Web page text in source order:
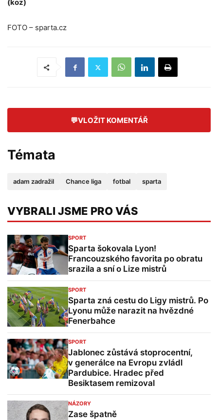
(koz)
FOTO – sparta.cz
💬VLOŽIT KOMENTÁŘ
Témata
adam zadražil Chance liga fotbal sparta
VYBRALI JSME PRO VÁS
SPORT
Sparta šokovala Lyon!
Francouzského favorita po obratu
srazila a sní o Lize mistrů
SPORT
Sparta zná cestu do Ligy mistrů. Po
Lyonu může narazit na hvězdné
Fenerbahce
SPORT
Jablonec zůstává stoprocentní,
v generálce na Evropu zvládl
Pardubice. Hradec před
Besiktasem remizoval
NÁZORY
Zase špatně